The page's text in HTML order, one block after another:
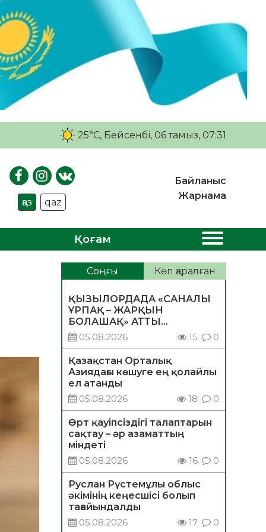
25°C, Бейсенбі, 06 тамыз, 07:31
қаз qaz
Байланыс
Жарнама
Қоғам
Соңғы Көп қаралған
ҚЫЗЫЛОРДАДА «САНАЛЫ
ҰРПАҚ – ЖАРҚЫН
БОЛАШАҚ» АТТЫ
КЕҢЕЙТІЛГЕН МӘЖІЛІС
ӨТТІ
05.08.2026 15 0
Қазақстан Орталық
Азиядағы көшуге ең қолайлы
ел атанды
05.08.2026
18 0
Өрт қауіпсіздігі талаптарын
сақтау – әр азаматтың
міндеті
05.08.2026
16 0
Руслан Рүстемұлы облыс
әкімінің кеңесшісі болып
тағайындалды
05.08.2026
17 0